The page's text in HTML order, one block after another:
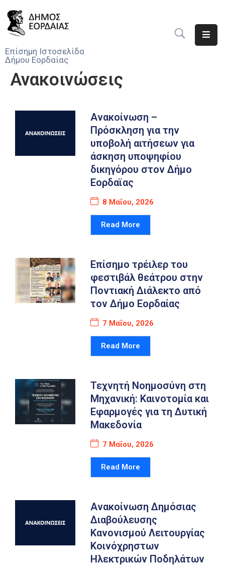
Επίσημη Ιστοσελίδα
Δήμου Εορδαίας
Δήμος
Ανακοινώσεις
Ανακοίνωση –
Πρόσκληση για την
υποβολή αιτήσεων για
άσκηση υποψηφίου
δικηγόρου στον Δήμο
Εορδαϊας
8 Μαΐου, 2026
Read More
Επίσημο τρέιλερ του
φεστιβάλ θεάτρου στην
Ποντιακή Διάλεκτο από
τον Δήμο Εορδαίας
7 Μαΐου, 2026
Read More
Τεχνητή Νοημοσύνη στη
Μηχανική: Καινοτομία και
Εφαρμογές για τη Δυτική
Μακεδονία
7 Μαΐου, 2026
Read More
Ανακοίνωση Δημόσιας
Διαβούλευσης
Κανονισμού Λειτουργίας
Κοινόχρηστων
Ηλεκτρικών Ποδηλάτων